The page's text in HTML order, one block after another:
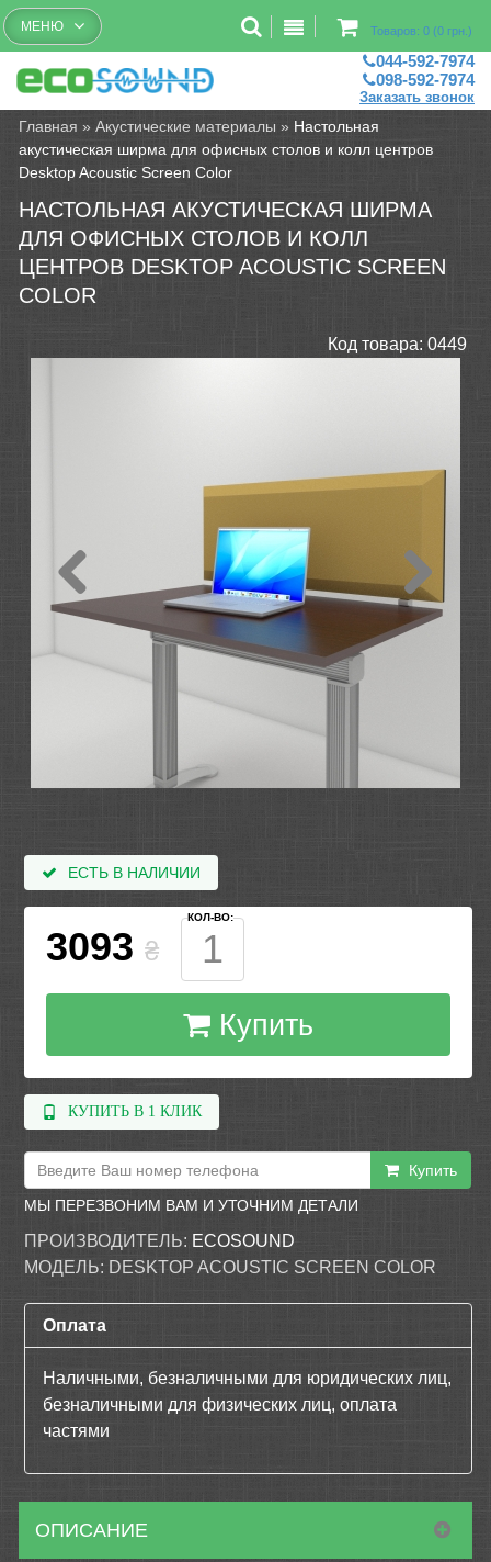
Бесплатный рассчет помещений
Товаров: 0 (0 грн.)
МЕНЮ
044-592-7974
098-592-7974
Заказать звонок
Главная »Акустические материалы » Настольная
акустическая ширма для офисных столов и колл центров
Desktop Acoustic Screen Color
НАСТОЛЬНАЯ АКУСТИЧЕСКАЯ ШИРМА
ДЛЯ ОФИСНЫХ СТОЛОВ И КОЛЛ
ЦЕНТРОВ DESKTOP ACOUSTIC SCREEN
COLOR
Код товара: 0449
ЕСТЬ В НАЛИЧИИ
3093 ₴
КОЛ-ВО:
Купить
КУПИТЬ В 1 КЛИК
Купить
МЫ ПЕРЕЗВОНИМ ВАМ И УТОЧНИМ ДЕТАЛИ
ПРОИЗВОДИТЕЛЬ: ECOSOUND
МОДЕЛЬ: DESKTOP ACOUSTIC SCREEN COLOR
Оплата
Наличными, безналичными для юридических лиц,
безналичными для физических лиц, оплата
частями
ОПИСАНИЕ